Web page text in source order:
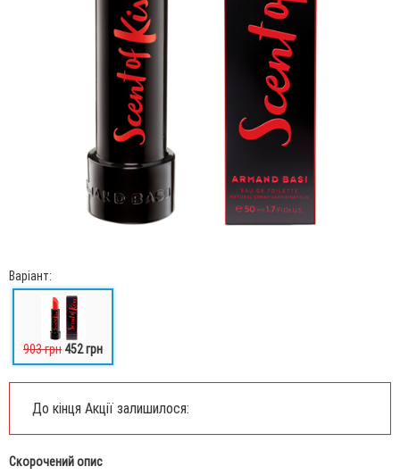
Варіант:
903 грн 452 грн
До кінця Акції залишилося:
Скорочений опис